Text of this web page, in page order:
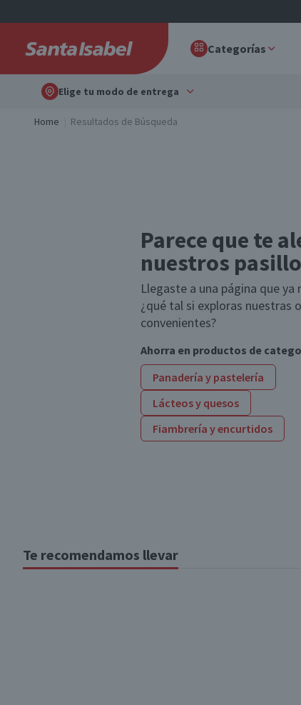
Categorías
Elige tu modo de entrega
Home Resultados de Búsqueda
Parece que te
nuestros
Llegaste a una página que ya
¿qué tal si exploras nuestras
convenientes?
Ahorra en productos de
Panadería y pastelería
Lácteos y quesos
Fiambrería y encurtidos
Te recomendamos llevar